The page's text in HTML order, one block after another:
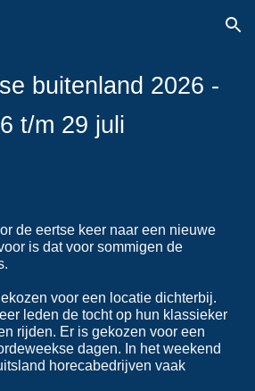
Skip to navigation
buitenland 2026 -
6 t/m 29 juli
deeertse keer naar een nieuwe
is dat voor sommigen de
voor een locatie dichterbij.
leden de tocht op hun klassieker
rijden. Er is gekozen voor een
dagen. In het weekend
horecabedrijven vaak